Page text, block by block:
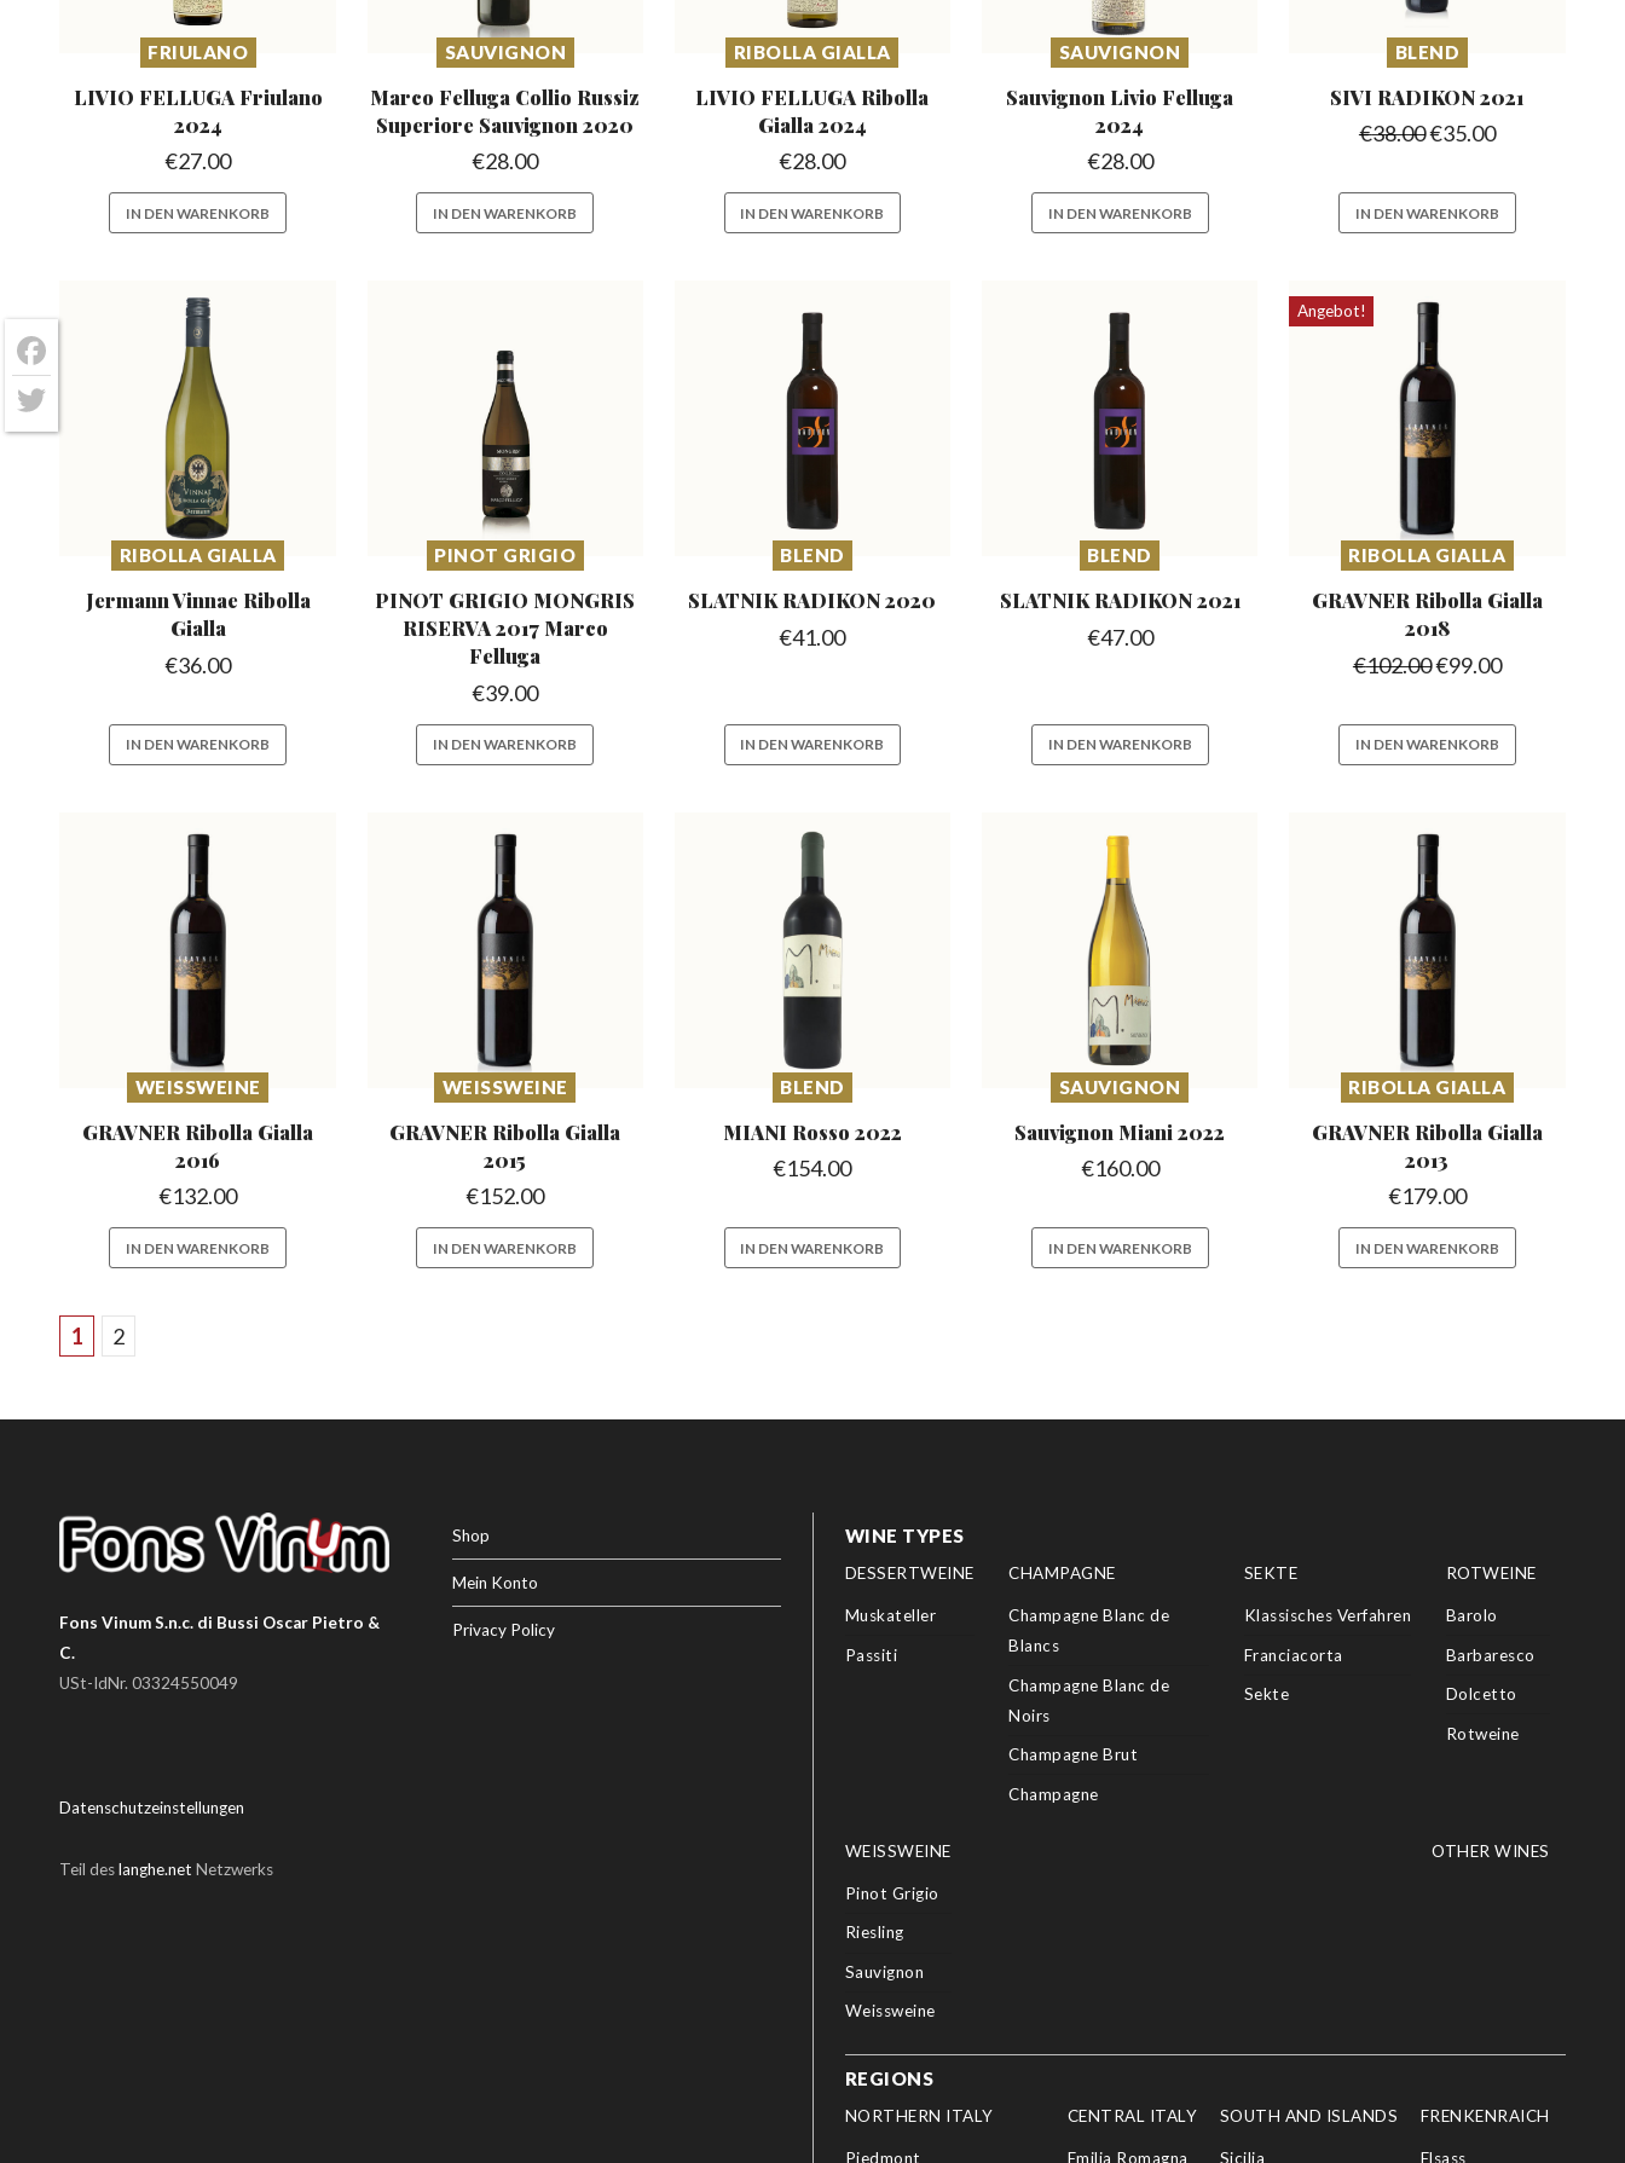
FRIULANO
LIVIO FELLUGA Friulano
2024
€27.00
IN DEN WARENKORB
SAUVIGNON
Marco Felluga Collio Russiz
Superiore Sauvignon 2020
€28.00
IN DEN WARENKORB
RIBOLLA GIALLA
LIVIO FELLUGA Ribolla
Gialla 2024
€28.00
IN DEN WARENKORB
SAUVIGNON
Sauvignon Livio Felluga
2024
€28.00
IN DEN WARENKORB
BLEND
SIVI RADIKON2021
€38.00€35.00
IN DEN WARENKORB
RIBOLLA GIALLA
Jermann Vinnae Ribolla
Gialla
€36.00
IN DEN WARENKORB
PINOT GRIGIO
PINOT GRIGIO MONGRIS
RISERVA2017 Marco
Felluga
€39.00
IN DEN WARENKORB
BLEND
SLATNIK RADIKON2020
€41.00
IN DEN WARENKORB
BLEND
SLATNIK RADIKON2021
€47.00
IN DEN WARENKORB
Angebot!
RIBOLLA GIALLA
GRAVNER Ribolla Gialla
2018
€102.00€99.00
IN DEN WARENKORB
WEISSWEINE
GRAVNER Ribolla Gialla
2016
€132.00
IN DEN WARENKORB
WEISSWEINE
GRAVNER Ribolla Gialla
2015
€152.00
IN DEN WARENKORB
BLEND
MIANI Rosso 2022
€154.00
IN DEN WARENKORB
SAUVIGNON
Sauvignon Miani2022
€160.00
IN DEN WARENKORB
RIBOLLA GIALLA
GRAVNER Ribolla Gialla
2013
€179.00
IN DEN WARENKORB
1 2
Fons Vinum S.n.c. di Bussi Oscar Pietro &
C.
USt-IdNr. 03324550049
Datenschutzeinstellungen
Teil deslanghe.net Netzwerks
Shop
Mein Konto
Privacy Policy
WINE TYPES
DESSERTWEINE
Muskateller
Passiti
CHAMPAGNE
Champagne Blanc de
Blancs
Champagne Blanc de
Noirs
Champagne Brut
Champagne
SEKTE
Klassisches Verfahren
Franciacorta
Sekte
ROTWEINE
Barolo
Barbaresco
Dolcetto
Rotweine
WEISSWEINE
Pinot Grigio
Riesling
Sauvignon
Weissweine
OTHER WINES
REGIONS
NORTHERN ITALY
Piedmont
CENTRAL ITALY
Emilia Romagna
SOUTH AND ISLANDS
Sicilia
FRENKENRAICH
Elsass
Facebook
Twitter